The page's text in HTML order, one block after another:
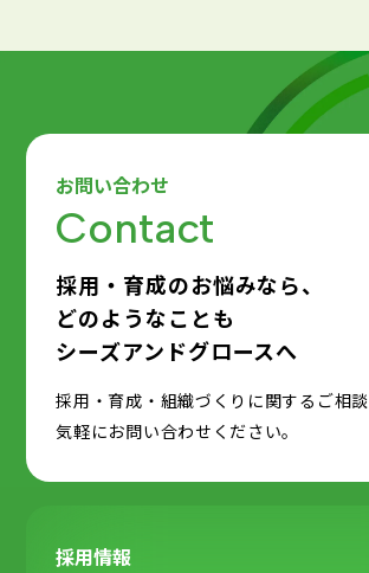
お問い合わせ
Contact
採用・育成のお悩みなら、
どのようなことも
シーズアンドグロースへ
採用・育成・組織づくりに関するご相
気軽にお問い合わせください。
採用情報